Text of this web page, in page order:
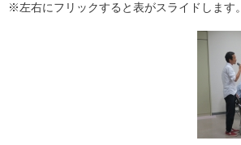
※左右にフリックすると表がスライドします。